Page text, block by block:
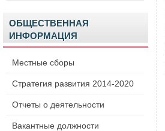
ОБЩЕСТВЕННАЯ
ИНФОРМАЦИЯ
Местные сборы
Стратегия развития 2014-2020
Отчеты о деятельности
Вакантные должности